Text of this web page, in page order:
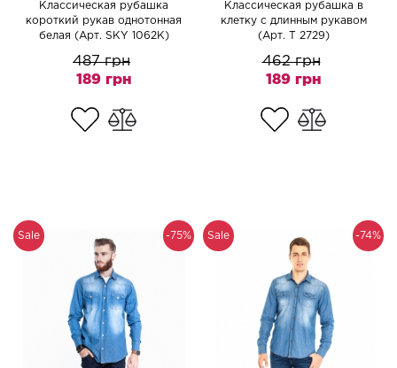
Классическая рубашка
короткий рукав однотонная
белая (Арт. SKY 1062K)
487 грн
189 грн
Классическая рубашка в
клетку с длинным рукавом
(Арт. T 2729)
462 грн
189 грн
-75%
Sale -74%
Sale